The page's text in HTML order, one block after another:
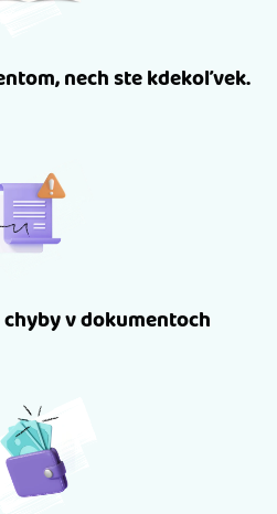
nech ste kdekoľvek.
v dokumentoch